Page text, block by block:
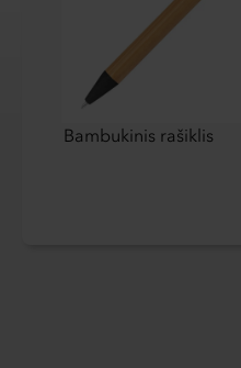
Bambukinis rašiklis